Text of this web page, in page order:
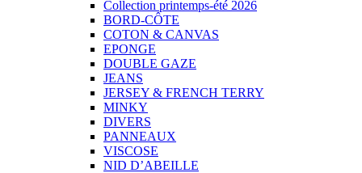
Collection printemps-été 2026
BORD-CÔTE
COTON & CANVAS
EPONGE
DOUBLE GAZE
JEANS
JERSEY & FRENCH TERRY
MINKY
DIVERS
PANNEAUX
VISCOSE
NID D’ABEILLE